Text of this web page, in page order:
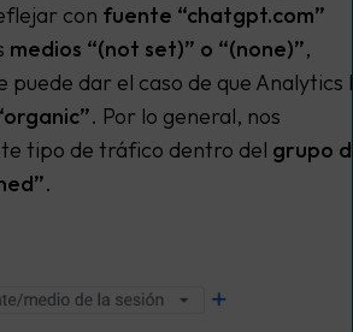
con fuente “chatgpt.com”
medios “(not set)” o “(none)”,
puede dar el caso de que Analytics
. Por lo general, nos
tipo de tráfico dentro del grupo
.